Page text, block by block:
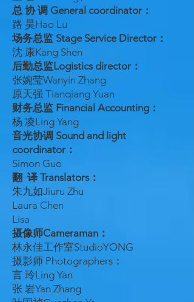
总 协 调 General coordinator：
路 昊Hao Lu
场务总监 Stage Service Director：
沈 康Kang Shen
后勤总监Logistics director：
张婉莹Wanyin Zhang
原天强 Tianqiang Yuan
财务总监 Financial Accounting：
杨 凌Ling Yang
音光协调 Sound and light
coordinator：
Simon Guo
翻 译 Translators：
朱九如Jiuru Zhu
Laura Chen
Lisa
摄像师Cameraman：
林永佳工作室StudioYONG
摄影师 Photographers：
言 玲Ling Yan
张 岩Yan Zhang